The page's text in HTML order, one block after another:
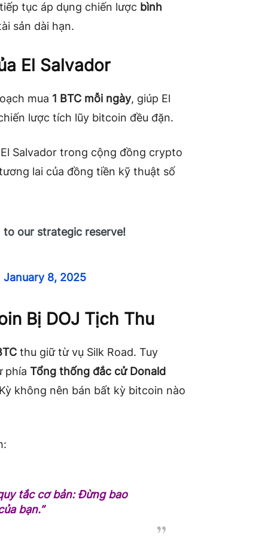
tục áp dụng chiến lược bình
sản dài hạn.
El Salvador
mua 1 BTC mỗi ngày, giúp El
lược tích lũy bitcoin đều đặn.
Salvador trong cộng đồng crypto
lai của đồng tiền kỹ thuật số
our strategic reserve!
January 8, 2025
Bị DOJ Tịch Thu
thu giữ từ vụ Silk Road. Tuy
phía Tổng thống đắc cử Donald
không nên bán bất kỳ bitcoin nào
tắc cơ bản: Đừng bao
bạn.”